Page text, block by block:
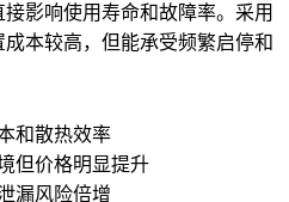
影响使用寿命和故障率。采用
本较高，但能承受频繁启停和
和散热效率
但价格明显提升
漏风险倍增